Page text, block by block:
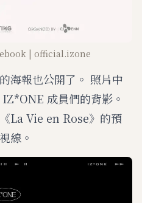
| official.izone
海報也公開了。 照片中
成員們的背影。
La Vie en Rose》的預
線。